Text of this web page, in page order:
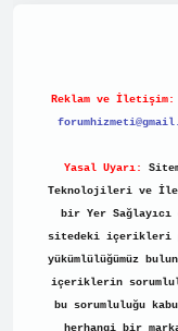
Reklam ve İletişim:
Yasal Uyarı:
Teknolojileri ve
bir Yer Sağlayıcı
sitedeki içerikleri
yükümlülüğümüz
içeriklerin
bu sorumluluğu